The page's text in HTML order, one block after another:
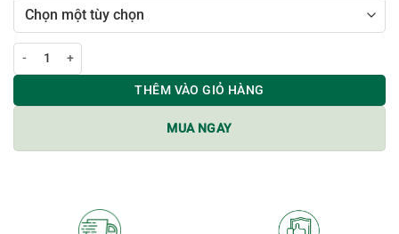
Nến thơm SUMMER BREEZE | 100-220G số lượng
THÊM VÀO GIỎ HÀNG
MUA NGAY